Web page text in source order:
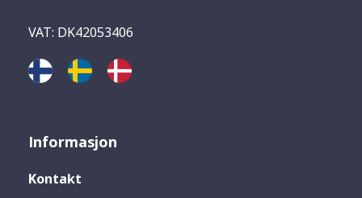
VAT: DK42053406
Informasjon
Kontakt